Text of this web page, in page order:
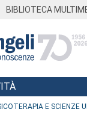
BIBLIOTECA
E SCIENZE